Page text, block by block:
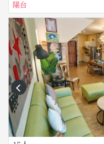
陽台
prev